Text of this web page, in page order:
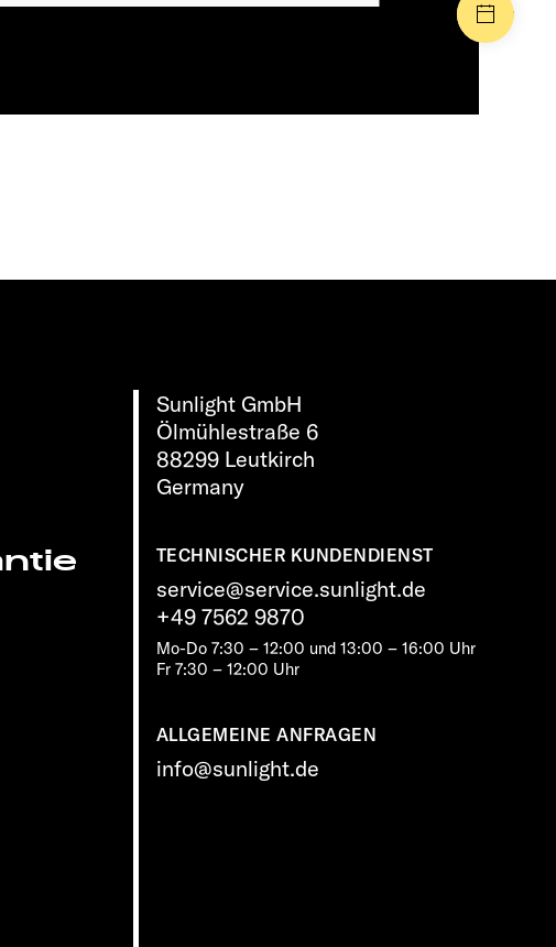
Events
Sunlight GmbH
Ölmühlestraße 6
88299 Leutkirch
Germany
TECHNISCHER KUNDENDIENST
service@service.sunlight.de
+49 7562 9870
Mo-Do 7:30 – 12:00 und 13:00 – 16:00 Uhr
Fr 7:30 – 12:00 Uhr
ALLGEMEINE ANFRAGEN
info@sunlight.de